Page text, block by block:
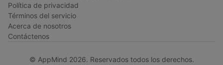
Política de privacidad
Términos del servicio
Acerca de nosotros
Contáctenos
© AppMind 2026. Reservados todos los derechos.